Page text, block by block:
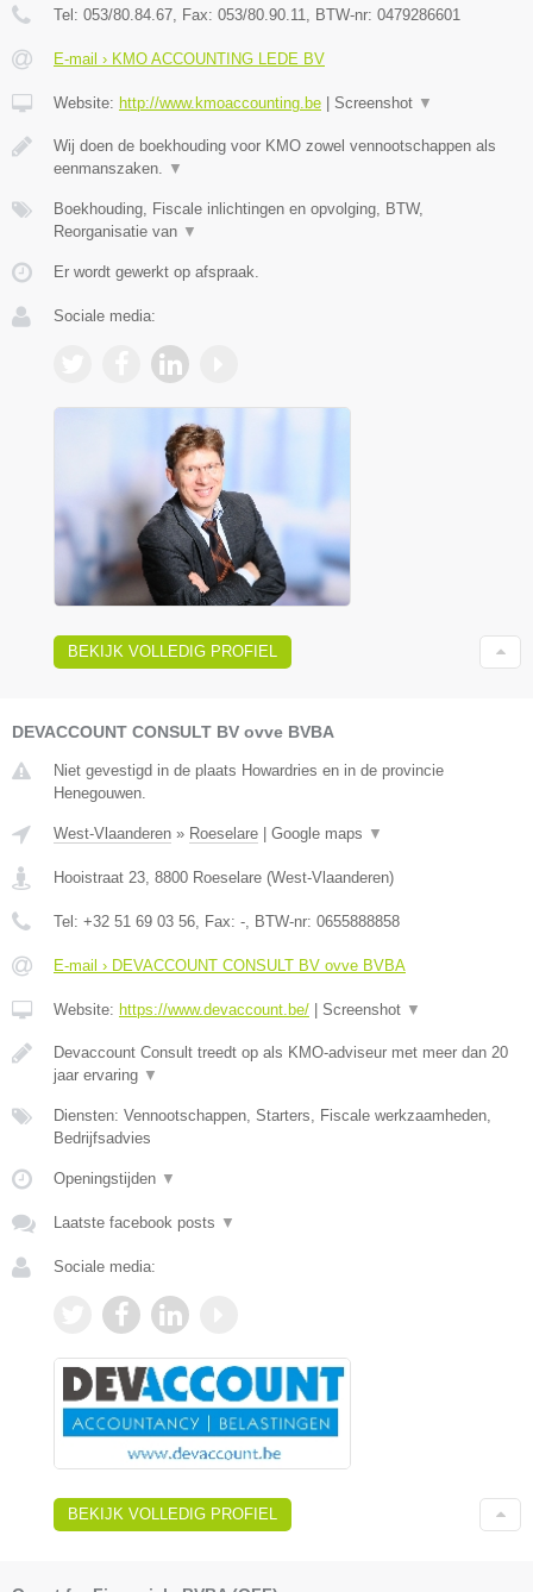
Tel: 053/80.84.67 , Fax: 053/80.90.11 , BTW-nr: 0479286601
E-mail › KMO ACCOUNTING LEDE BV
Website: http://www.kmoaccounting.be | Screenshot ▼
Wij doen de boekhouding voor KMO zowel vennootschappen als
eenmanszaken.
▼
Boekhouding, Fiscale inlichtingen en opvolging, BTW,
Reorganisatie van ▼
Er wordt gewerkt op afspraak.
Sociale media:
BEKIJK VOLLEDIG PROFIEL
DEVACCOUNT CONSULT BV ovve BVBA
Niet gevestigd in de plaats Howardries en in de provincie
Henegouwen.
West-Vlaanderen » Roeselare Google maps ▼
Hooistraat 23, 8800 Roeselare (West-Vlaanderen)
Tel: +32 51 69 03 56, Fax: -, BTW-nr: 0655888858
E-mail › DEVACCOUNT CONSULT BV ovve BVBA
Website: https://www.devaccount.be/ Screenshot ▼
Devaccount Consult treedt op als KMO-adviseur met meer dan 20
jaar ervaring ▼
Diensten: Vennootschappen, Starters, Fiscale werkzaamheden,
Bedrijfsadvies
Openingstijden ▼
Laatste facebook posts ▼
Sociale media:
BEKIJK VOLLEDIG PROFIEL